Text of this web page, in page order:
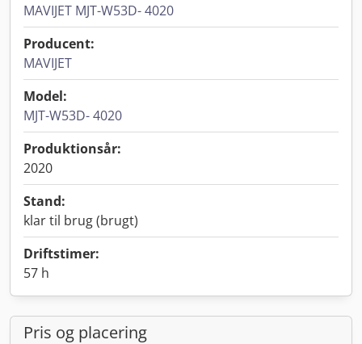
MAVIJET MJT-W53D- 4020
Producent:
MAVIJET
Model:
MJT-W53D- 4020
Produktionsår:
2020
Stand:
klar til brug (brugt)
Driftstimer:
57 h
Pris og placering